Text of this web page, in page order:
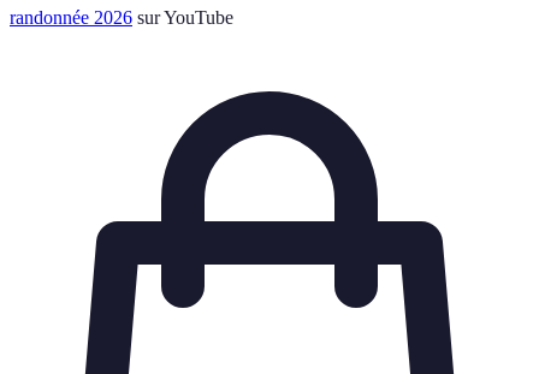
randonnée 2026 sur YouTube